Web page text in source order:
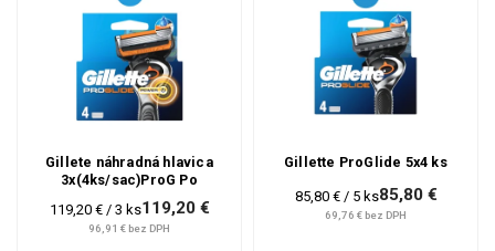
Gillete náhradná hlavica
3x(4ks/sac)ProG Po
96,91 € bez DPH
119,20 €
Jednotková
119,20 € / 3 ks
Gillette ProGlide 5x4 ks
69,76 € bez DPH
85,80 €
Jednotková
cena:
85,80 € / 5 ks